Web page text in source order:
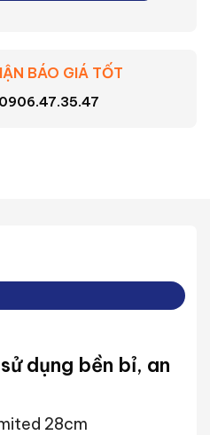
BÁO GIÁ TỐT
0906.47.35.47
dụng bền bỉ, an
28cm